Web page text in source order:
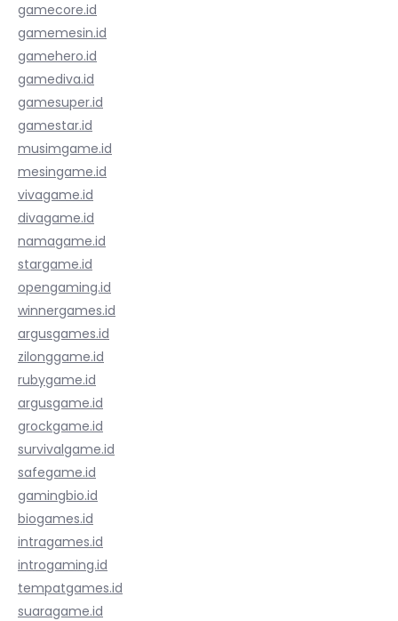
gamecore.id
gamemesin.id
gamehero.id
gamediva.id
gamesuper.id
gamestar.id
musimgame.id
mesingame.id
vivagame.id
divagame.id
namagame.id
stargame.id
opengaming.id
winnergames.id
argusgames.id
zilonggame.id
rubygame.id
argusgame.id
grockgame.id
survivalgame.id
safegame.id
gamingbio.id
biogames.id
intragames.id
introgaming.id
tempatgames.id
suaragame.id